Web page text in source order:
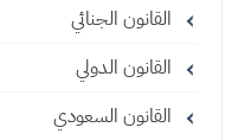
القانون الجنائي
القانون الدولي
القانون السعودي